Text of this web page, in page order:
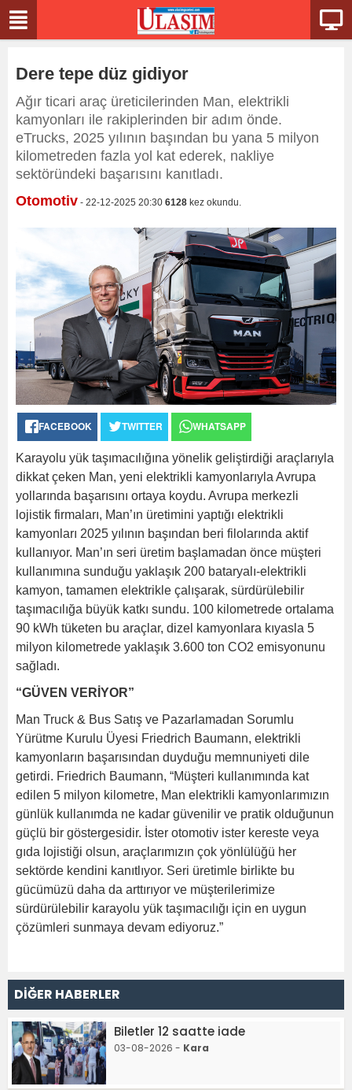
Dere tepe düz gidiyor
Ağır ticari araç üreticilerinden Man, elektrikli
kamyonları ile rakiplerinden bir adım önde.
eTrucks, 2025 yılının başından bu yana 5 milyon
kilometreden fazla yol kat ederek, nakliye
sektöründeki başarısını kanıtladı.
Otomotiv - 22-12-2025 20:30 6128 kez okundu.
FACEBOOK TWITTER WHATSAPP
Karayolu yük taşımacılığına yönelik geliştirdiği araçlarıyla
dikkat çeken Man, yeni elektrikli kamyonlarıyla Avrupa
yollarında başarısını ortaya koydu. Avrupa merkezli
lojistik firmaları, Man’ın üretimini yaptığı elektrikli
kamyonları 2025 yılının başından beri filolarında aktif
kullanıyor. Man’ın seri üretim başlamadan önce müşteri
kullanımına sunduğu yaklaşık 200 bataryalı-elektrikli
kamyon, tamamen elektrikle çalışarak, sürdürülebilir
taşımacılığa büyük katkı sundu. 100 kilometrede ortalama
90 kWh tüketen bu araçlar, dizel kamyonlara kıyasla 5
milyon kilometrede yaklaşık 3.600 ton CO2 emisyonunu
sağladı.
“GÜVEN VERİYOR”
Man Truck & Bus Satış ve Pazarlamadan Sorumlu
Yürütme Kurulu Üyesi Friedrich Baumann, elektrikli
kamyonların başarısından duyduğu memnuniyeti dile
getirdi. Friedrich Baumann, “Müşteri kullanımında kat
edilen 5 milyon kilometre, Man elektrikli kamyonlarımızın
günlük kullanımda ne kadar güvenilir ve pratik olduğunun
güçlü bir göstergesidir. İster otomotiv ister kereste veya
gıda lojistiği olsun, araçlarımızın çok yönlülüğü her
sektörde kendini kanıtlıyor. Seri üretimle birlikte bu
gücümüzü daha da arttırıyor ve müşterilerimize
sürdürülebilir karayolu yük taşımacılığı için en uygun
çözümleri sunmaya devam ediyoruz.”
DİĞER HABERLER
Biletler 12 saatte iade
03-08-2026 - Kara